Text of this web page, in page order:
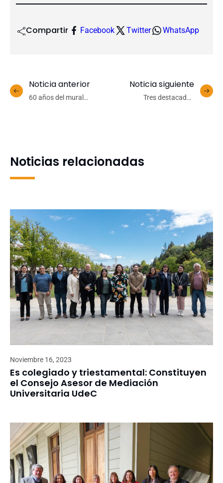
Compartir Facebook Twitter WhatsApp
Noticia anterior
60 años del mural
Noticia siguiente
Tres destacados
Noticias relacionadas
Noviembre 16, 2023
Es colegiado y triestamental: Constituyen
el Consejo Asesor de Mediación
Universitaria UdeC